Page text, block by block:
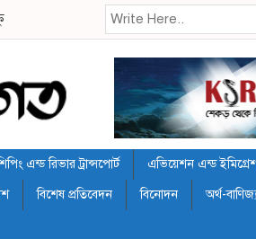
এন্ড রিভার ট্রান্সপোর্ট এভিয়েশন এন্ড
বিশেষ প্রতিবেদন বিনোদন অর্থ-